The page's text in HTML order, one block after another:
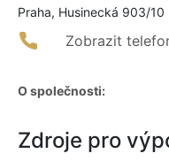
Praha, Husinecká 903/10
Zobrazit
O společnosti:
Zdroje pro